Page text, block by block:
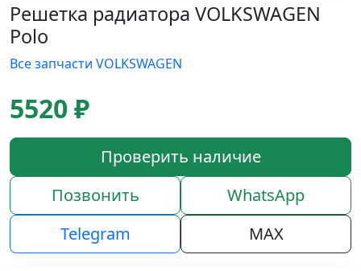
Решетка радиатора VOLKSWAGEN
Polo
Все запчасти VOLKSWAGEN
5520 ₽
Проверить наличие
Позвонить
WhatsApp
Telegram
MAX